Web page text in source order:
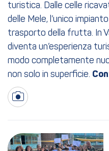
turistica. Dalle celle
delle Mele, l’unico
trasporto della frutta. In
diventa un’esperienza
modo completamente
non solo in superficie.